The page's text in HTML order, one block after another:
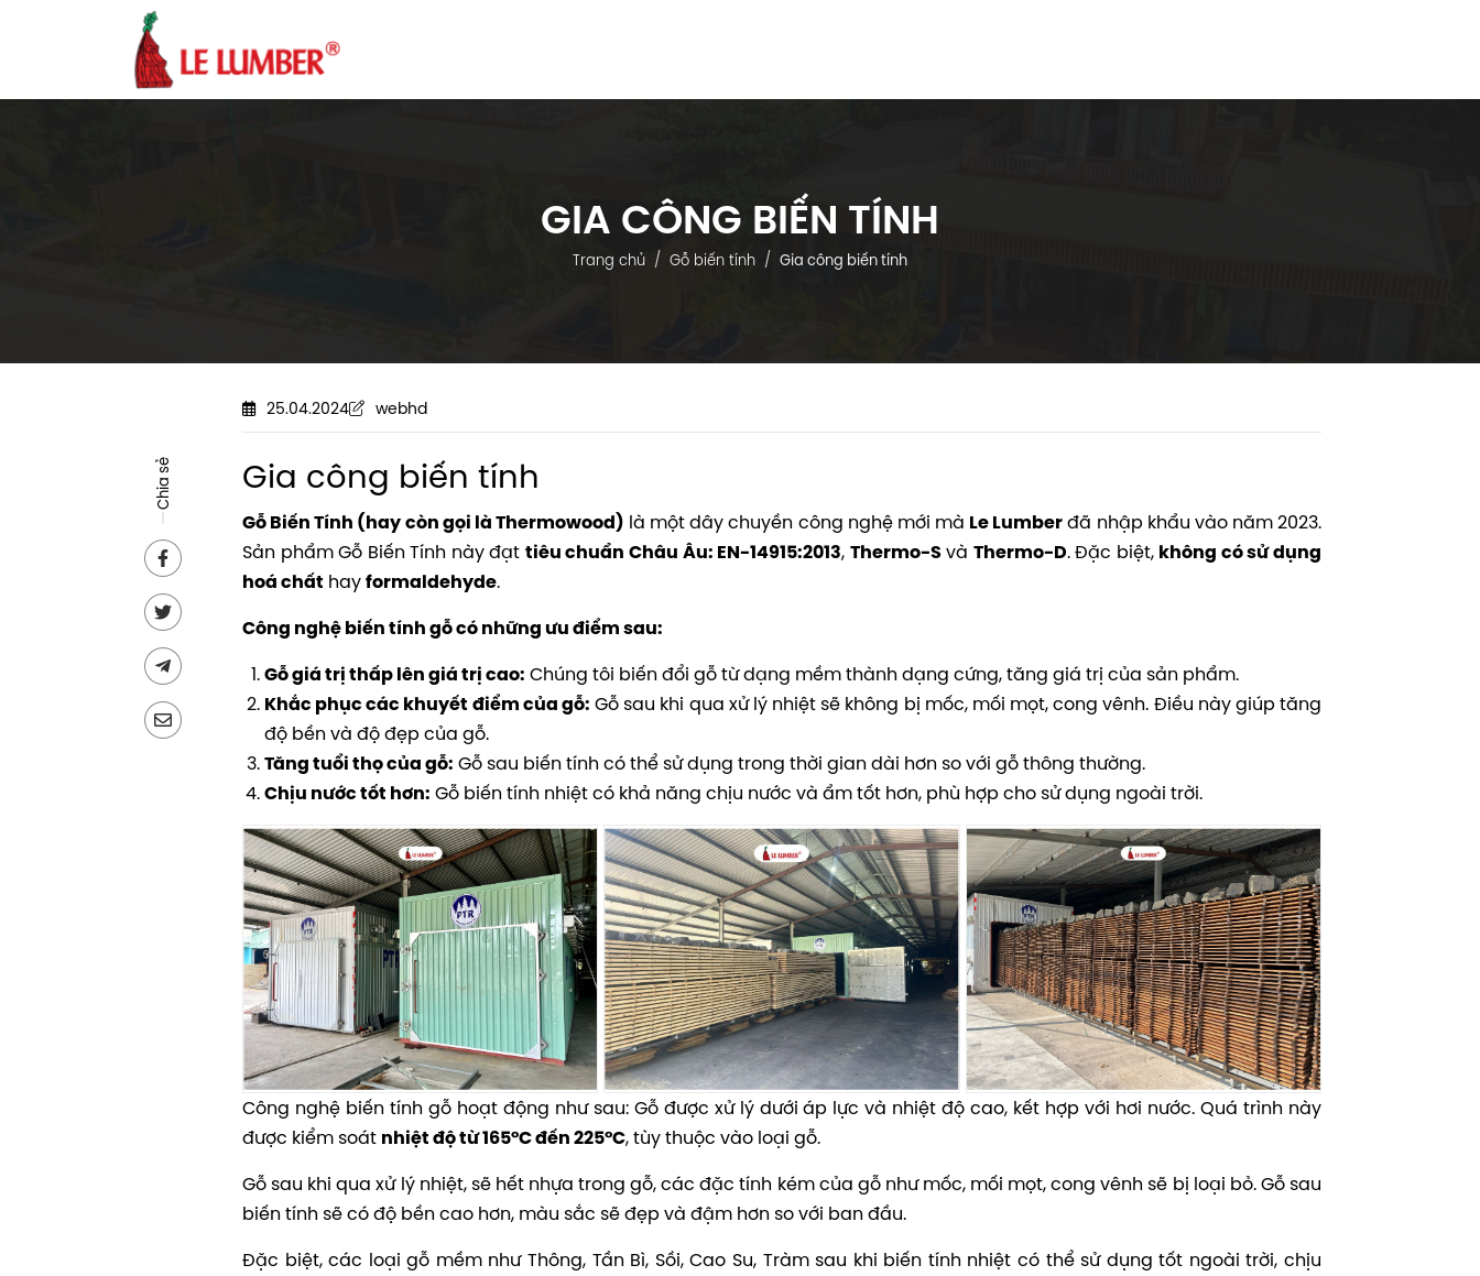
GIA CÔNG BIẾN TÍNH
Trang chủ Gỗ biến tính Gia công biến tính
Chia sẻ
25.04.2024 webhd
Gia công biến tính
Gỗ Biến Tính (hay còn gọi là Thermowood) là một dây chuyền công nghệ mới mà Le Lumberđã nhập khẩu vào năm 2023.
Sản phẩm Gỗ Biến Tính này đạt tiêu chuẩn Châu Âu: EN-14915:2013, Thermo-Svà Thermo-D. Đặc biệt, không có sử dụng
hoá chất hayformaldehyde.
Công nghệ biến tính gỗ có những ưu điểm sau:
Gỗ giá trị thấp lên giá trị cao: Chúng tôi biến đổi gỗ từ dạng mềm thành dạng cứng, tăng giá trị của sản phẩm.
Khắc phục các khuyết điểm của gỗ: Gỗ sau khi qua xử lý nhiệt sẽ không bị mốc, mối mọt, cong vênh. Điều này giúp tăng
độ bền và độ đẹp của gỗ.
Tăng tuổi thọ của gỗ: Gỗ sau biến tính có thể sử dụng trong thời gian dài hơn so với gỗ thông thường.
Chịu nước tốt hơn: Gỗ biến tính nhiệt có khả năng chịu nước và ẩm tốt hơn, phù hợp cho sử dụng ngoài trời.
Công nghệ biến tính gỗ hoạt động như sau: Gỗ được xử lý dưới áp lực và nhiệt độ cao, kết hợp với hơi nước. Quá trình này
được kiểm soát nhiệt độ từ 165°C đến 225°C, tùy thuộc vào loại gỗ.
Gỗ sau khi qua xử lý nhiệt, sẽ hết nhựa trong gỗ, các đặc tính kém của gỗ như mốc, mối mọt, cong vênh sẽ bị loại bỏ. Gỗ sau
biến tính sẽ có độ bền cao hơn, màu sắc sẽ đẹp và đậm hơn so với ban đầu.
Đặc biệt, các loại gỗ mềm như Thông, Tần Bì, Sồi, Cao Su, Tràm sau khi biến tính nhiệt có thể sử dụng tốt ngoài trời, chịu